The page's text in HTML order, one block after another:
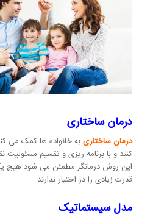
درمان ساختاری
درمان ساختاریبه خانواده ها کمک می
کنند و با برنامه ریزی و تقسیم مسئولیت
این روش درمانگر مطمئن می شود هیچ یک
قدرت زیادی را در اختیار ندارند.
مدل سیستماتیک